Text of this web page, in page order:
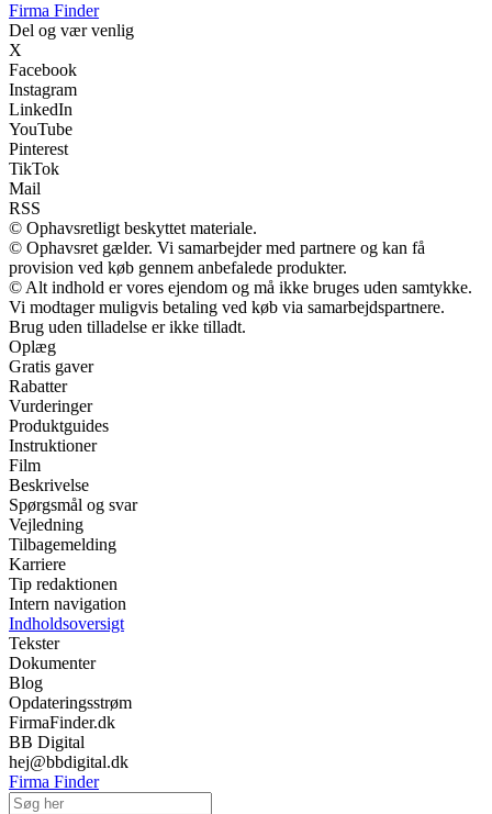
Firma Finder
Del og vær venlig
X
Facebook
Instagram
LinkedIn
YouTube
Pinterest
TikTok
Mail
RSS
© Ophavsretligt beskyttet materiale.
© Ophavsret gælder. Vi samarbejder med partnere og kan få
provision ved køb gennem anbefalede produkter.
© Alt indhold er vores ejendom og må ikke bruges uden samtykke.
Vi modtager muligvis betaling ved køb via samarbejdspartnere.
Brug uden tilladelse er ikke tilladt.
Oplæg
Gratis gaver
Rabatter
Vurderinger
Produktguides
Instruktioner
Film
Beskrivelse
Spørgsmål og svar
Vejledning
Tilbagemelding
Karriere
Tip redaktionen
Intern navigation
Indholdsoversigt
Tekster
Dokumenter
Blog
Opdateringsstrøm
FirmaFinder.dk
BB Digital
hej@bbdigital.dk
Firma Finder